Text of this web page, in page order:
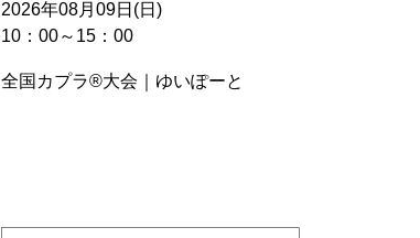
2026年08月09日(日)
10：00～15：00
全国カプラ®大会｜ゆいぽーと